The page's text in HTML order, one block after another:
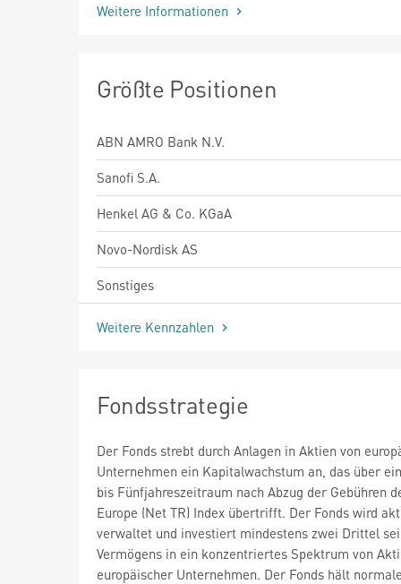
Weitere Informationen
Größte Positionen
ABN AMRO Bank N.V.
Sanofi S.A.
Henkel AG & Co. KGaA
Novo-Nordisk AS
Sonstiges
Weitere Kennzahlen
Fondsstrategie
Der Fonds strebt durch Anlagen in Aktien von
Unternehmen ein Kapitalwachstum an, das über
bis Fünfjahreszeitraum nach Abzug der Gebühren
Europe (Net TR) Index übertrifft. Der Fonds wird
verwaltet und investiert mindestens zwei Drittel
Vermögens in ein konzentriertes Spektrum von
europäischer Unternehmen. Der Fonds hält